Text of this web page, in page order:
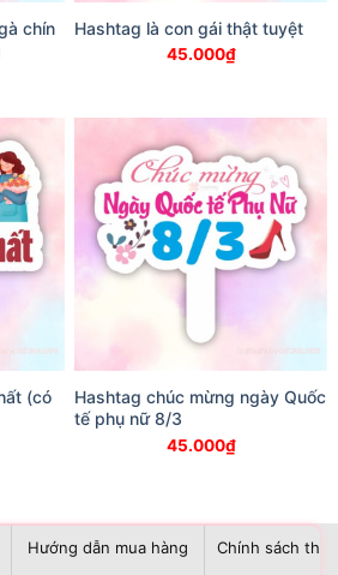
chín
Hashtag là con gái thật tuyệt
45.000₫
(có
Hashtag chúc mừng ngày Quốc
tế phụ nữ 8/3
45.000₫
Hướng dẫn mua hàng Chính sách